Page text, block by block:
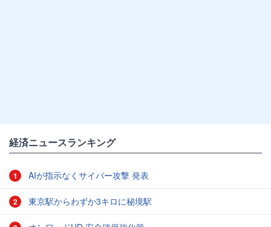
経済ニュースランキング
1 AIが指示なくサイバー攻撃 発表
2 東京駅からわずか3キロに秘境駅